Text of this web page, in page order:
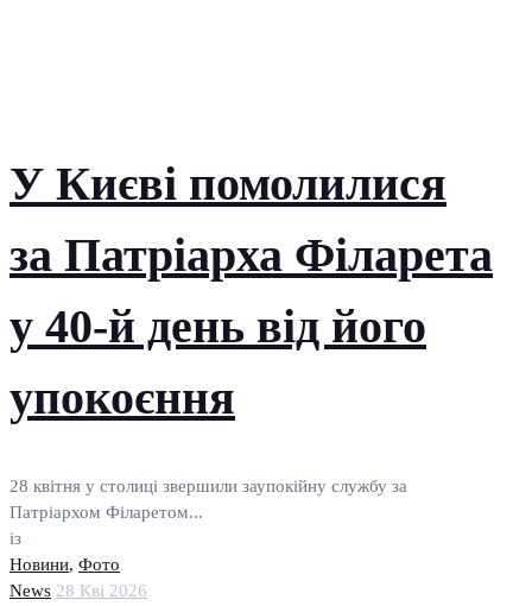
У Києві помолилися
за Патріарха Філарета
у 40-й день від його
упокоєння
28 квітня у столиці звершили заупокійну службу за
Патріархом Філаретом...
із
Новини, Фото
News 28 Кві 2026